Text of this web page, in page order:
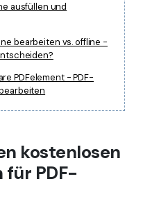
ausfüllen und
bearbeiten vs. offline -
PDFelement - PDF-
kostenlosen
PDF-